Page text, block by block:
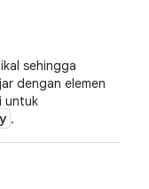
sehingga
dengan elemen
untuk
.